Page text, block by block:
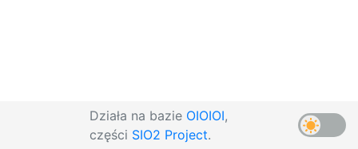
Działa na bazie OIOIOI,
części SIO2 Project.